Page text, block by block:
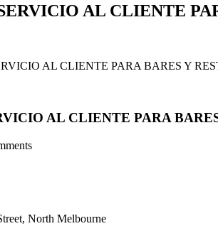
AL CLIENTE
AL CLIENTE PARA BARES Y
AL CLIENTE PARA
North Melbourne